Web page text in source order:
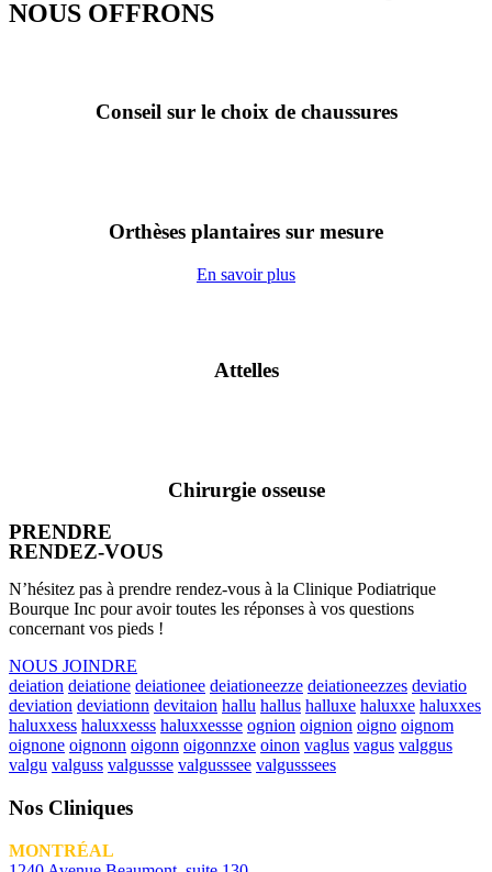
NOUS OFFRONS
Conseil sur le choix de chaussures
Orthèses plantaires sur mesure
En savoir plus
Attelles
Chirurgie osseuse
PRENDRE
RENDEZ-VOUS
N’hésitez pas à prendre rendez-vous à la Clinique Podiatrique
Bourque Inc pour avoir toutes les réponses à vos questions
concernant vos pieds !
NOUS JOINDRE
deiation deiatione deiationee deiationeezze deiationeezzes deviatio
deviation deviationn devitaion hallu hallus halluxe haluxxe haluxxes
haluxxess haluxxesss haluxxessse ognion oignion oigno oignom
oignone oignonn oigonn oigonnzxe oinon vaglus vagus valggus
valgu valguss valgussse valgusssee valgusssees
Nos Cliniques
MONTRÉAL